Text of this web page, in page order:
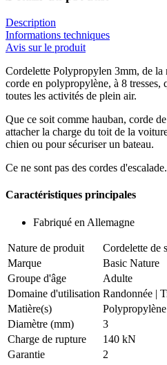
Description
Informations techniques
Avis sur le produit
Cordelette Polypropylen 3mm, de la
corde en polypropylène, à 8 tresses,
toutes les activités de plein air.
Que ce soit comme hauban, corde
attacher la charge du toit de la
chien ou pour sécuriser un bateau.
Ce ne sont pas des cordes d'escalade.
Caractéristiques principales
Fabriqué en Allemagne
Nature de produit
Cordelette de
Marque
Basic Nature
Groupe d'âge
Adulte
Domaine d'utilisation Randonnée |
Matière(s)
Polypropylène
Diamètre (mm)
3
Charge de rupture
140 kN
Garantie
2